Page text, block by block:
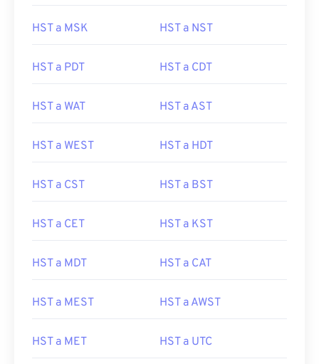
HST a MSK HST a NST
HST a PDT HST a CDT
HST a WAT HST a AST
HST a WEST HST a HDT
HST a CST HST a BST
HST a CET HST a KST
HST a MDT HST a CAT
HST a MEST HST a AWST
HST a MET HST a UTC